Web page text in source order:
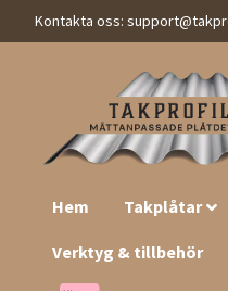
Kontakta oss:
Hem Takplåtar
Verktyg & tillbehör